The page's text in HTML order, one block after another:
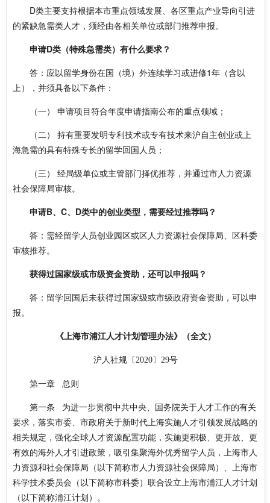
D类主要支持根据本市重点领域发展、各区重点产业导向引进
的紧缺急需类人才，须经由各相关单位或部门推荐申报。
申请D类（特殊急需类）有什么要求？
答：应以留学身份在国（境）外连续学习或进修1年（含以
上），并须具备以下条件：
（一） 申请项目符合年度申请指南公布的重点领域；
（二） 持有重要发明专利技术或专有技术来沪自主创业或上
海急需的具有特殊专长的留学回国人员；
（三） 经局级单位或主管部门择优推荐，并通过市人力资源
社会保障局审核。
申请B、C、D类中的创业类型，需要经过推荐吗？
答：需经留学人员创业园区或区人力资源社会保障局、区科委
审核推荐。
获得过国家级或市级资金资助，还可以申报吗？
答：留学回国后未获得过国家级或市级政府资金资助，可以申
报。
《上海市浦江人才计划管理办法》（全文）
沪人社规〔2020〕29号
第一章 总则
第一条 为进一步贯彻中共中央、国务院关于人才工作的有关
要求，落实市委、市政府关于新时代上海实施人才引领发展战略的
相关规定，强化全球人才资源配置功能，实施更积极、更开放、更
有效的海外人才引进政策，吸引集聚海外优秀留学人员，上海市人
力资源和社会保障局（以下简称市人力资源社会保障局）、上海市
科学技术委员会（以下简称市科委）联合设立上海市浦江人才计划
（以下简称浦江计划）。